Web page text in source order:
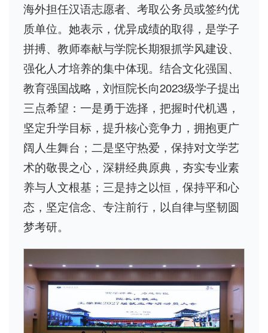
海外担任汉语志愿者、考取公务员或签约优
质单位。她表示，优异成绩的取得，是学子
拼搏、教师奉献与学院长期狠抓学风建设、
强化人才培养的集中体现。结合文化强国、
教育强国战略，刘恒院长向2023级学子提出
三点希望：一是勇于选择，把握时代机遇，
坚定升学目标，提升核心竞争力，拥抱更广
阔人生舞台；二是坚守热爱，保持对文学艺
术的敬畏之心，深耕经典原典，夯实专业素
养与人文根基；三是持之以恒，保持平和心
态，坚定信念、专注前行，以自律与坚韧圆
梦考研。